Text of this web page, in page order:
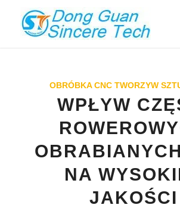
OBRÓBKA CNC TWORZYW
WPŁYW
NA
JAKOŚCI